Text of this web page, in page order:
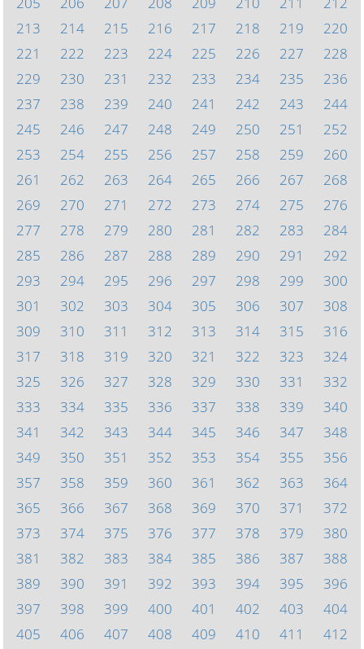
213
214 215 216 217 218 219
220
221
222 223 224 225 226 227
228
229
230 231 232 233 234 235
236
237
238 239 240 241 242 243
244
245
246 247 248 249 250 251
252
253
254 255 256 257 258 259
260
261
262 263 264 265 266 267
268
269
270 271 272 273 274 275
276
277
278 279 280 281 282 283
284
285
286 287 288 289 290 291
292
293
294 295 296 297 298 299
300
301
302 303 304 305 306 307
308
309
310 311 312 313 314 315
316
317
318 319 320 321 322 323
324
325
326 327 328 329 330 331
332
333
334 335 336 337 338 339
340
341
342 343 344 345 346 347
348
349
350 351 352 353 354 355
356
357
358 359 360 361 362 363
364
365
366 367 368 369 370 371
372
373
374 375 376 377 378 379
380
381
382 383 384 385 386 387
388
389
390 391 392 393 394 395
396
397
398 399 400 401 402 403
404
405
406 407 408 409 410 411
412